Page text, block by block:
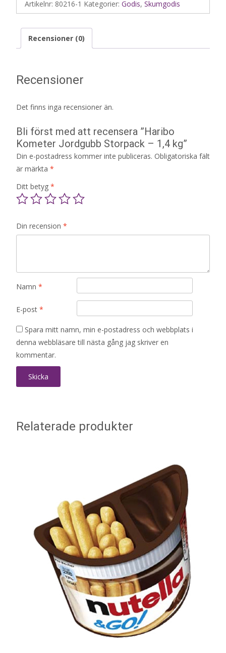
Artikelnr: 80216-1 Kategorier: Godis, Skumgodis
Recensioner (0)
Recensioner
Det finns inga recensioner än.
Bli först med att recensera ”Haribo
Kometer Jordgubb Storpack – 1,4 kg”
Din e-postadress kommer inte publiceras. Obligatoriska fält
är märkta *
Ditt betyg *
Din recension *
Namn *
E-post *
Spara mitt namn, min e-postadress och webbplats i
denna webbläsare till nästa gång jag skriver en
kommentar.
Relaterade produkter